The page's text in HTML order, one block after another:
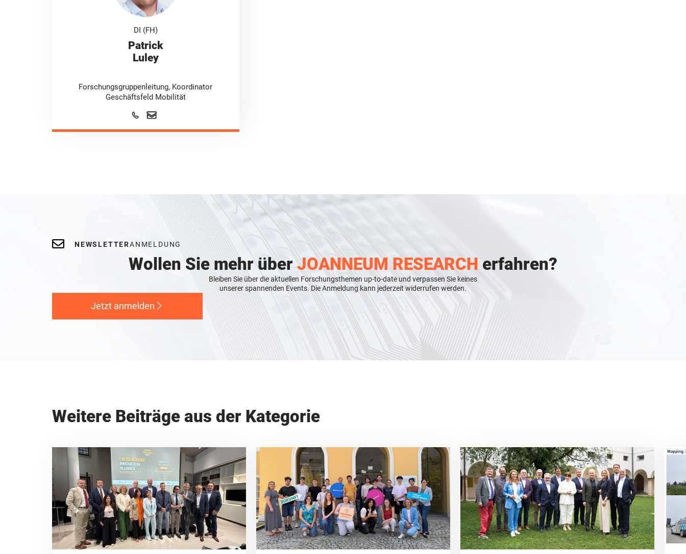
DI (FH)
Patrick
Luley
Forschungsgruppenleitung, Koordinator
Geschäftsfeld Mobilität
NEWSLETTERANMELDUNG
Wollen Sie mehr überJOANNEUM RESEARCH erfahren?
Bleiben Sie über die aktuellen Forschungsthemen up-to-date und verpassen Sie keines
unserer spannenden Events. Die Anmeldung kann jederzeit widerrufen werden.
Jetzt anmelden
Weitere Beiträge aus der Kategorie